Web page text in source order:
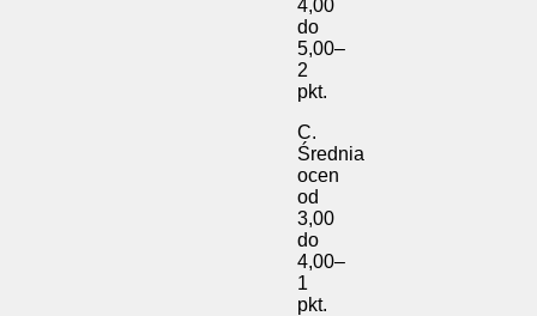
4,00
do
5,00–
2
pkt.
C.
Średnia
ocen
od
3,00
do
4,00–
1
pkt.